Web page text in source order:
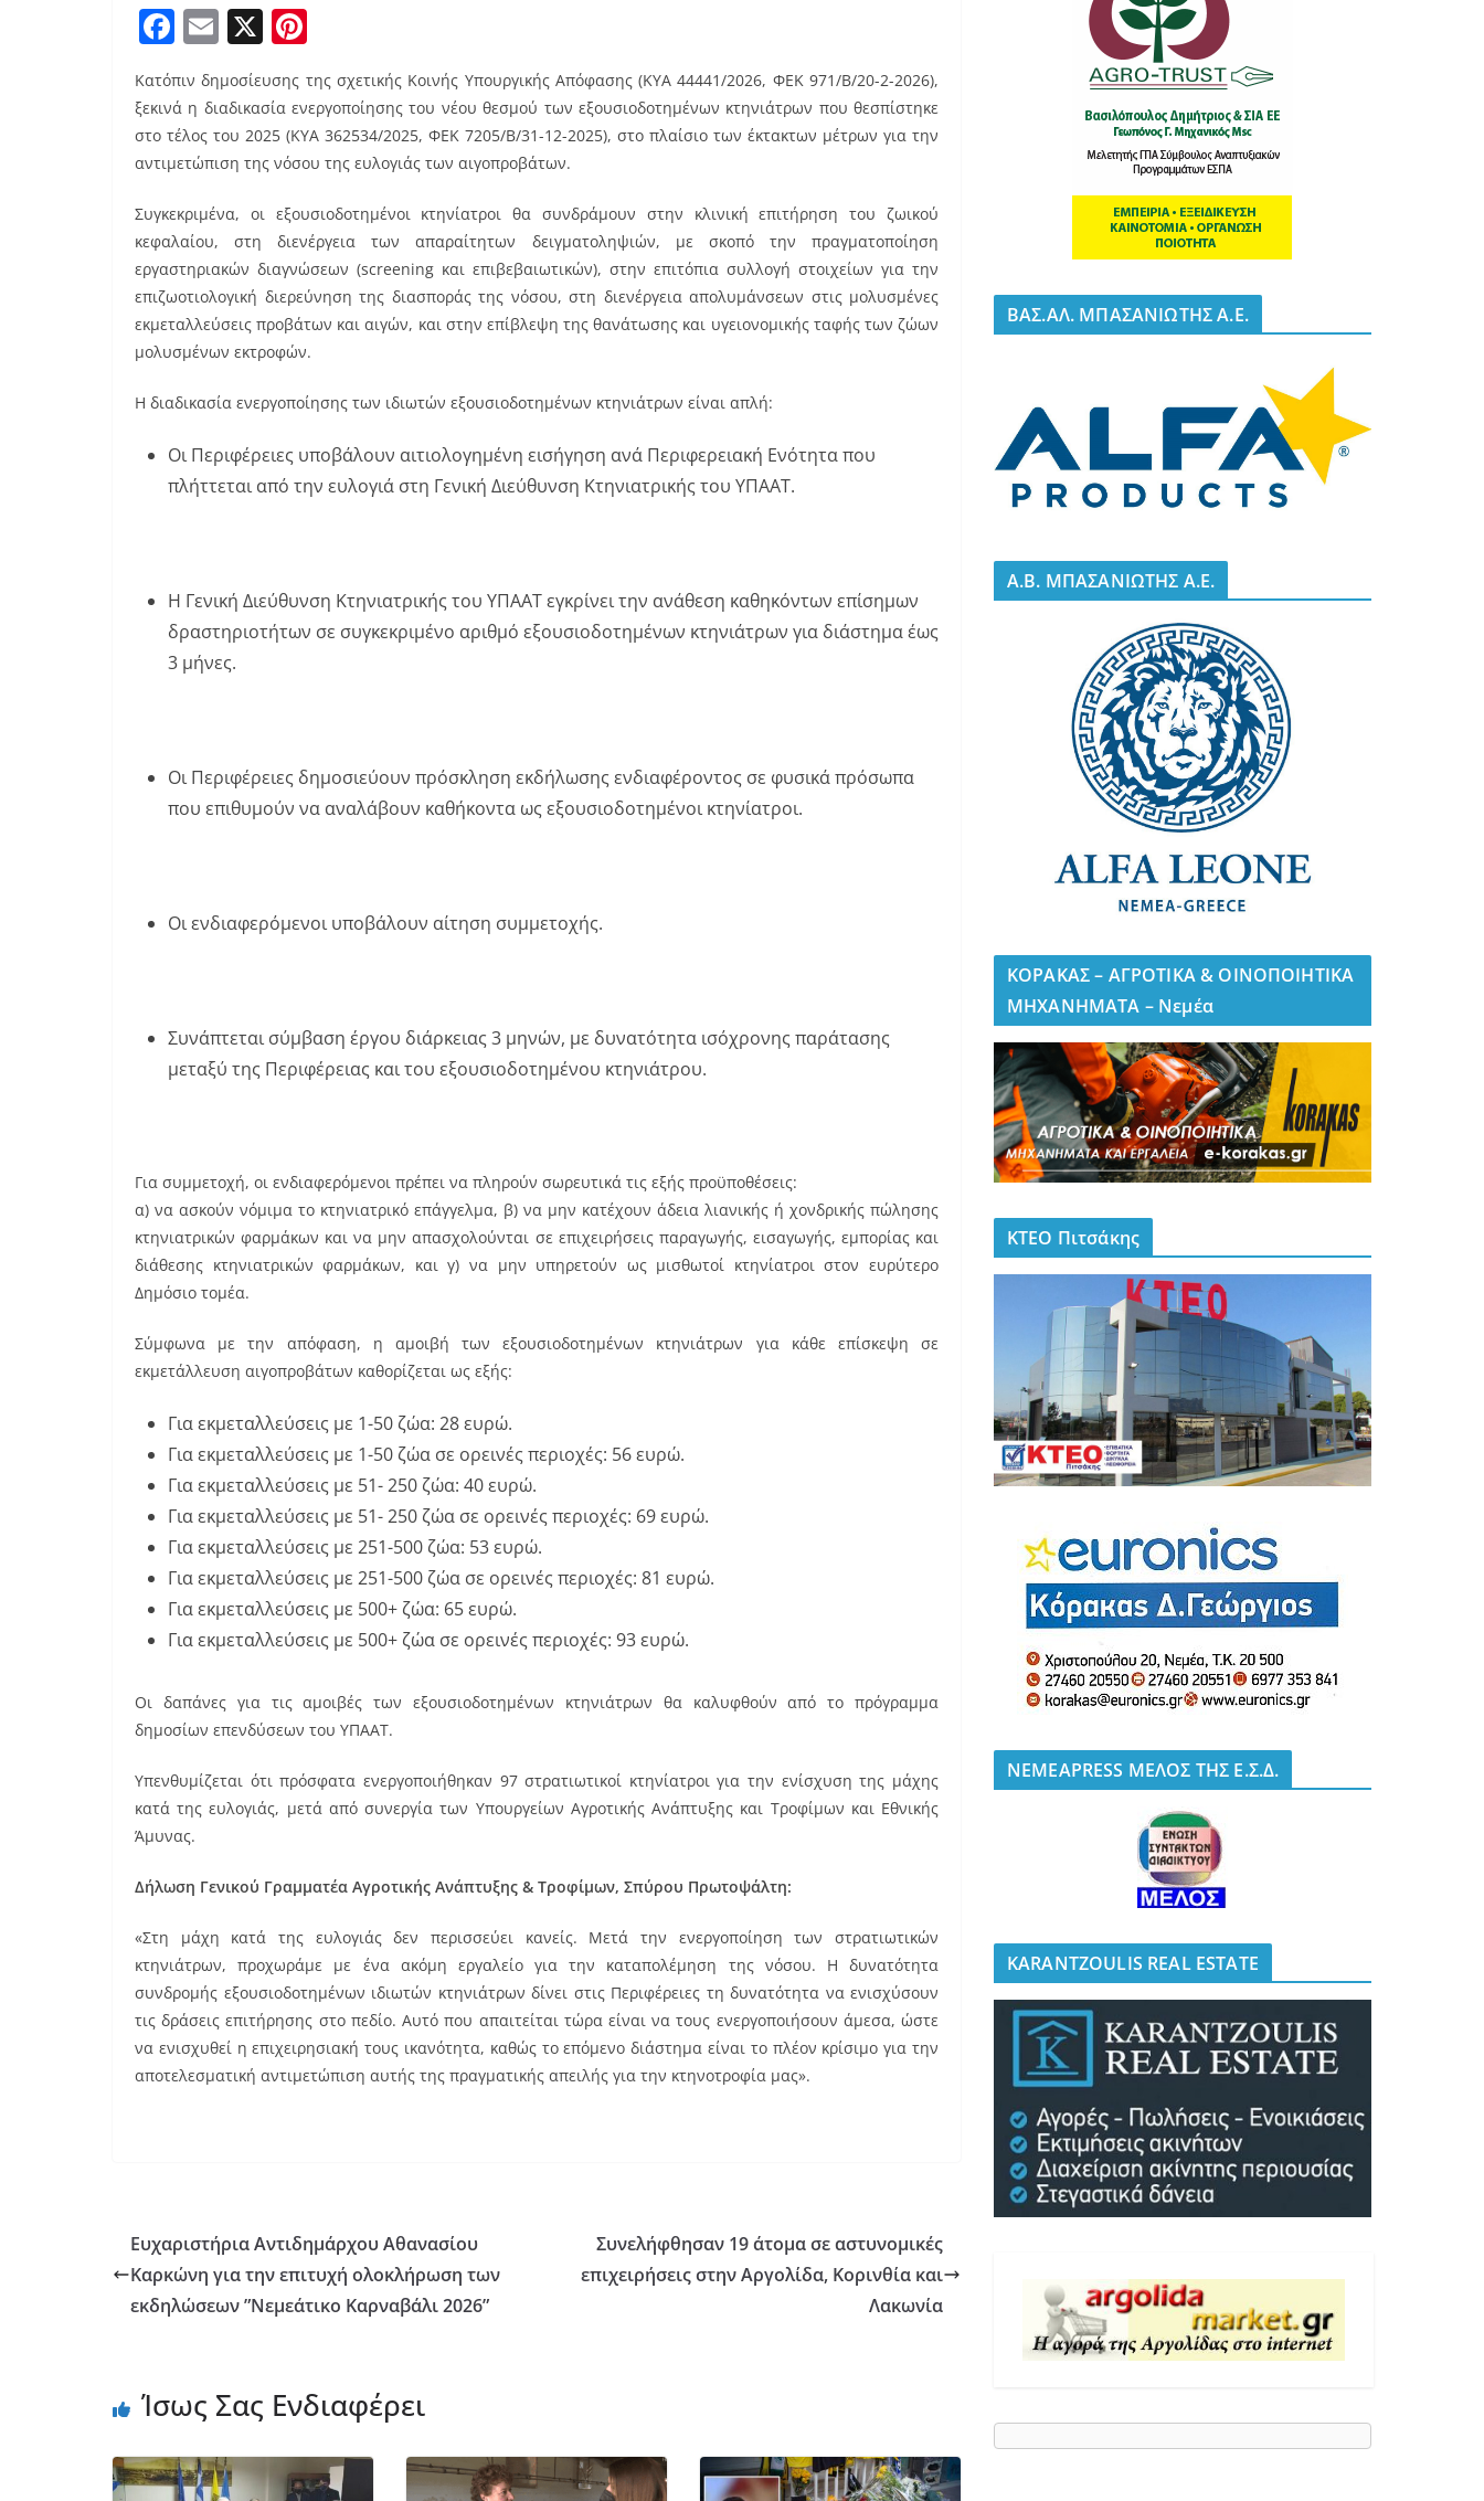
F
c
e
b
o
o
k
E
m
ai
l
X
er
e
st
Κατόπιν δημοσίευσης της σχετικής Κοινής Υπουργικής Απόφασης (ΚΥΑ 44441/2026, ΦΕΚ 971/Β/20-2-2026),
ξεκινά η διαδικασία ενεργοποίησης του νέου θεσμού των εξουσιοδοτημένων κτηνιάτρων που θεσπίστηκε
στο τέλος του 2025 (ΚΥΑ 362534/2025, ΦΕΚ 7205/Β/31-12-2025), στο πλαίσιο των έκτακτων μέτρων για την
αντιμετώπιση της νόσου της ευλογιάς των αιγοπροβάτων.
Συγκεκριμένα, οι εξουσιοδοτημένοι κτηνίατροι θα συνδράμουν στην κλινική επιτήρηση του ζωικού
κεφαλαίου, στη διενέργεια των απαραίτητων δειγματοληψιών, με σκοπό την πραγματοποίηση
εργαστηριακών διαγνώσεων (screening και επιβεβαιωτικών), στην επιτόπια συλλογή στοιχείων για την
επιζωοτιολογική διερεύνηση της διασποράς της νόσου, στη διενέργεια απολυμάνσεων στις μολυσμένες
εκμεταλλεύσεις προβάτων και αιγών, και στην επίβλεψη της θανάτωσης και υγειονομικής ταφής των ζώων
μολυσμένων εκτροφών.
Η διαδικασία ενεργοποίησης των ιδιωτών εξουσιοδοτημένων κτηνιάτρων είναι απλή:
Οι Περιφέρειες υποβάλουν αιτιολογημένη εισήγηση ανά Περιφερειακή Ενότητα που
πλήττεται από την ευλογιά στη Γενική Διεύθυνση Κτηνιατρικής του ΥΠΑΑΤ.
Η Γενική Διεύθυνση Κτηνιατρικής του ΥΠΑΑΤ εγκρίνει την ανάθεση καθηκόντων επίσημων
δραστηριοτήτων σε συγκεκριμένο αριθμό εξουσιοδοτημένων κτηνιάτρων για διάστημα έως
3 μήνες.
Οι Περιφέρειες δημοσιεύουν πρόσκληση εκδήλωσης ενδιαφέροντος σε φυσικά πρόσωπα
που επιθυμούν να αναλάβουν καθήκοντα ως εξουσιοδοτημένοι κτηνίατροι.
Οι ενδιαφερόμενοι υποβάλουν αίτηση συμμετοχής.
Συνάπτεται σύμβαση έργου διάρκειας 3 μηνών, με δυνατότητα ισόχρονης παράτασης
μεταξύ της Περιφέρειας και του εξουσιοδοτημένου κτηνιάτρου.
Για συμμετοχή, οι ενδιαφερόμενοι πρέπει να πληρούν σωρευτικά τις εξής προϋποθέσεις:
α) να ασκούν νόμιμα το κτηνιατρικό επάγγελμα, β) να μην κατέχουν άδεια λιανικής ή χονδρικής πώλησης
κτηνιατρικών φαρμάκων και να μην απασχολούνται σε επιχειρήσεις παραγωγής, εισαγωγής, εμπορίας και
διάθεσης κτηνιατρικών φαρμάκων, και γ) να μην υπηρετούν ως μισθωτοί κτηνίατροι στον ευρύτερο
Δημόσιο τομέα.
Σύμφωνα με την απόφαση, η αμοιβή των εξουσιοδοτημένων κτηνιάτρων για κάθε επίσκεψη σε
εκμετάλλευση αιγοπροβάτων καθορίζεται ως εξής:
Για εκμεταλλεύσεις με 1-50 ζώα: 28 ευρώ.
Για εκμεταλλεύσεις με 1-50 ζώα σε ορεινές περιοχές: 56 ευρώ.
Για εκμεταλλεύσεις με 51- 250 ζώα: 40 ευρώ.
Για εκμεταλλεύσεις με 51- 250 ζώα σε ορεινές περιοχές: 69 ευρώ.
Για εκμεταλλεύσεις με 251-500 ζώα: 53 ευρώ.
Για εκμεταλλεύσεις με 251-500 ζώα σε ορεινές περιοχές: 81 ευρώ.
Για εκμεταλλεύσεις με 500+ ζώα: 65 ευρώ.
Για εκμεταλλεύσεις με 500+ ζώα σε ορεινές περιοχές: 93 ευρώ.
Οι δαπάνες για τις αμοιβές των εξουσιοδοτημένων κτηνιάτρων θα καλυφθούν από το πρόγραμμα
δημοσίων επενδύσεων του ΥΠΑΑΤ.
Υπενθυμίζεται ότι πρόσφατα ενεργοποιήθηκαν 97 στρατιωτικοί κτηνίατροι για την ενίσχυση της μάχης
κατά της ευλογιάς, μετά από συνεργία των Υπουργείων Αγροτικής Ανάπτυξης και Τροφίμων και Εθνικής
Άμυνας.
Δήλωση Γενικού Γραμματέα Αγροτικής Ανάπτυξης & Τροφίμων, Σπύρου Πρωτοψάλτη:
«Στη μάχη κατά της ευλογιάς δεν περισσεύει κανείς. Μετά την ενεργοποίηση των στρατιωτικών
κτηνιάτρων, προχωράμε με ένα ακόμη εργαλείο για την καταπολέμηση της νόσου. Η δυνατότητα
συνδρομής εξουσιοδοτημένων ιδιωτών κτηνιάτρων δίνει στις Περιφέρειες τη δυνατότητα να ενισχύσουν
τις δράσεις επιτήρησης στο πεδίο. Αυτό που απαιτείται τώρα είναι να τους ενεργοποιήσουν άμεσα, ώστε
να ενισχυθεί η επιχειρησιακή τους ικανότητα, καθώς το επόμενο διάστημα είναι το πλέον κρίσιμο για την
αποτελεσματική αντιμετώπιση αυτής της πραγματικής απειλής για την κτηνοτροφία μας».
Ευχαριστήρια Αντιδημάρχου Αθανασίου
Καρκώνη για την επιτυχή ολοκλήρωση των
εκδηλώσεων ”Νεμεάτικο Καρναβάλι 2026”
Συνελήφθησαν 19 άτομα σε αστυνομικές
επιχειρήσεις στην Αργολίδα, Κορινθία και
Λακωνία
Ίσως Σας Ενδιαφέρει
BΑΣ.ΑΛ. ΜΠΑΣΑΝΙΩΤΗΣ Α.Ε.
A.B. ΜΠΑΣΑΝΙΩΤΗΣ Α.Ε.
ΚΟΡΑΚΑΣ – ΑΓΡΟΤΙΚΑ & ΟΙΝΟΠΟΙΗΤΙΚΑ
ΜΗΧΑΝΗΜΑΤΑ – Νεμέα
ΚΤΕΟ Πιτσάκης
NEMEAPRESS ΜΕΛΟΣ ΤΗΣ Ε.Σ.Δ.
KARANTZOULIS REAL ESTATE